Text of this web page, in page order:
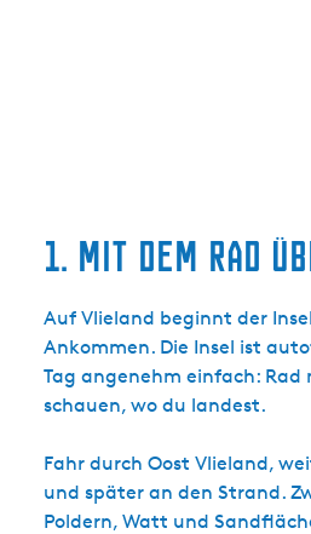
1. Mit dem Rad
Auf Vlieland beginnt der
Ankommen. Die Insel ist
Tag angenehm einfach: Rad
schauen, wo du landest.
Fahr durch Oost Vlieland,
und später an den Strand.
Poldern, Watt und